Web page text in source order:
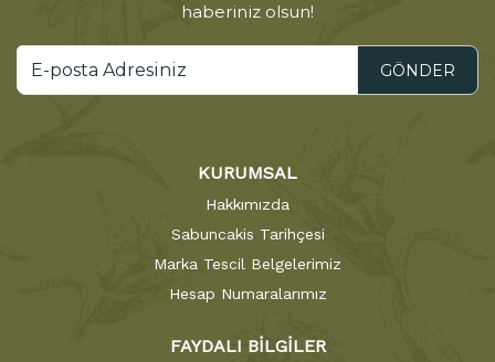
haberiniz olsun!
GÖNDER
KURUMSAL
Hakkımızda
Sabuncakis Tarihçesi
Marka Tescil Belgelerimiz
Hesap Numaralarımız
FAYDALI BİLGİLER